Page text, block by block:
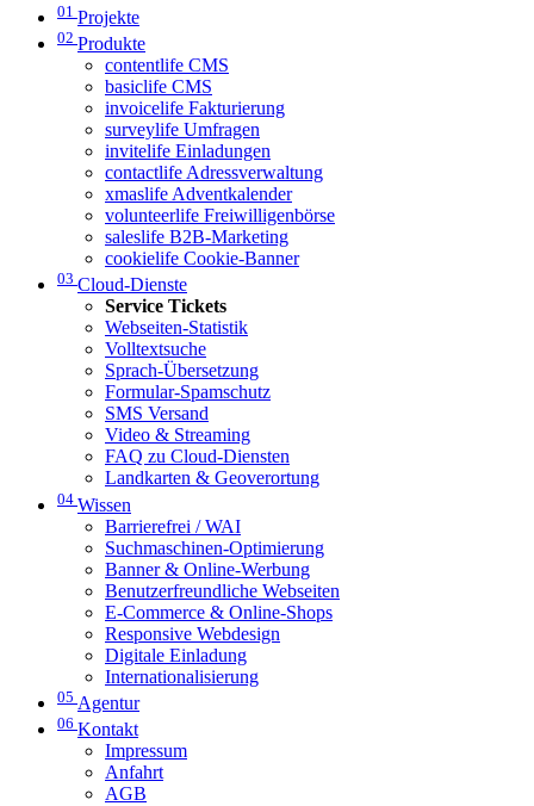
01 Projekte
02 Produkte
contentlife CMS
basiclife CMS
invoicelife Fakturierung
surveylife Umfragen
invitelife Einladungen
contactlife Adressverwaltung
xmaslife Adventkalender
volunteerlife Freiwilligenbörse
saleslife B2B-Marketing
cookielife Cookie-Banner
03 Cloud-Dienste
Service Tickets
Webseiten-Statistik
Volltextsuche
Sprach-Übersetzung
Formular-Spamschutz
SMS Versand
Video & Streaming
FAQ zu Cloud-Diensten
Landkarten & Geoverortung
04 Wissen
Barrierefrei / WAI
Suchmaschinen-Optimierung
Banner & Online-Werbung
Benutzerfreundliche Webseiten
E-Commerce & Online-Shops
Responsive Webdesign
Digitale Einladung
Internationalisierung
05 Agentur
06 Kontakt
Impressum
Anfahrt
AGB